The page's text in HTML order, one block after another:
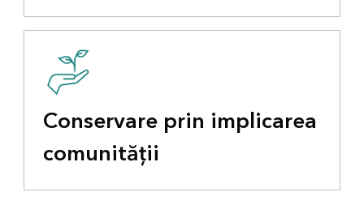
Conservare prin implicarea
comunității